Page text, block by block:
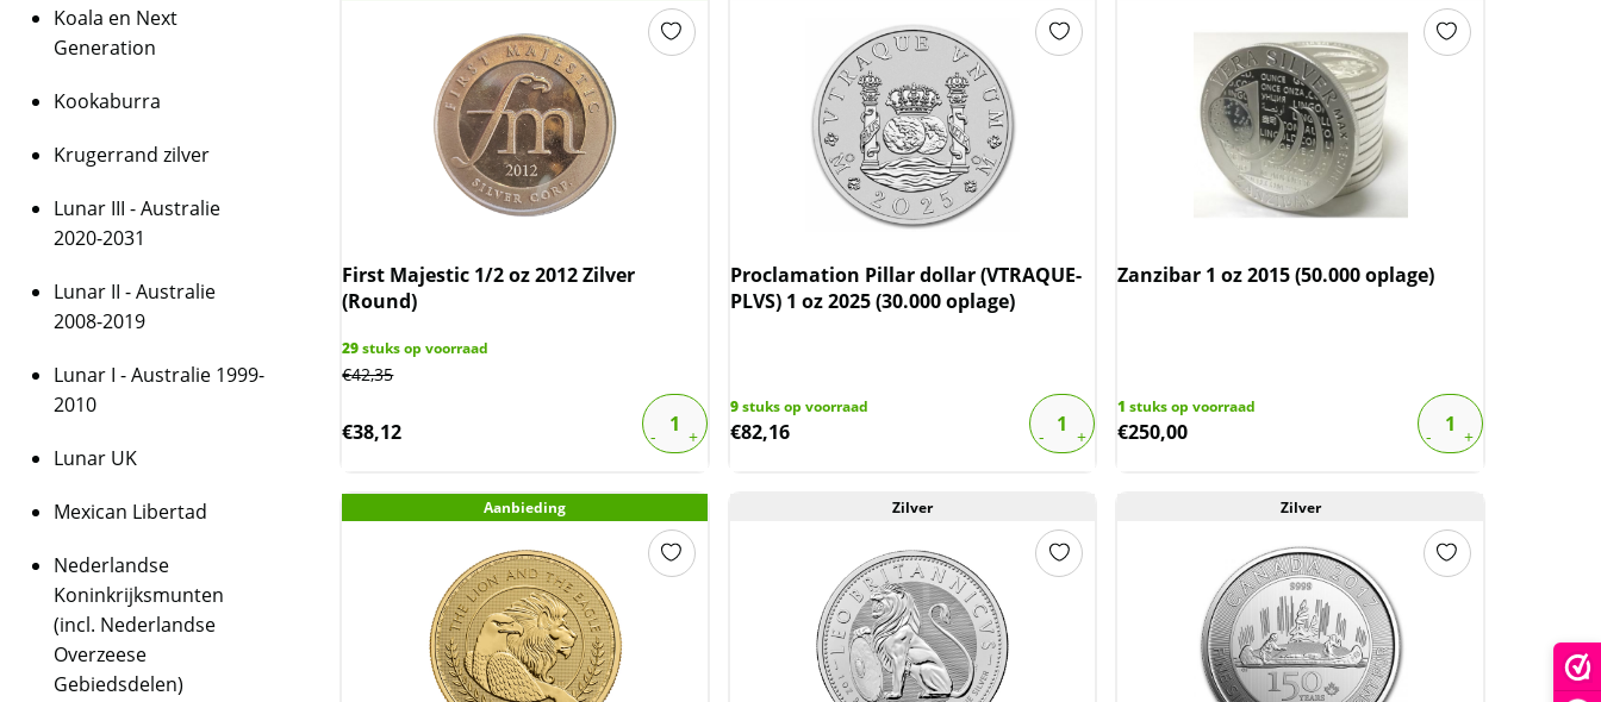
First Majestic 1/2 oz 2012 Zilver
(Round)
29stuks op voorraad
€42,35
€38,12
Proclamation Pillar dollar (VTRAQUE-
PLVS) 1 oz 2025 (30.000 oplage)
9stuks op voorraad
€82,16
Zanzibar 1 oz 2015 (50.000 oplage)
1 stuks op voorraad
€250,00
Aanbieding Zilver Zilver
Koala en Next
Generation
Kookaburra
Krugerrand zilver
Lunar III - Australie
2020-2031
Lunar II - Australie
2008-2019
Lunar I - Australie 1999-
2010
Lunar UK
Mexican Libertad
Nederlandse
Koninkrijksmunten
(incl. Nederlandse
Overzeese
Gebiedsdelen)